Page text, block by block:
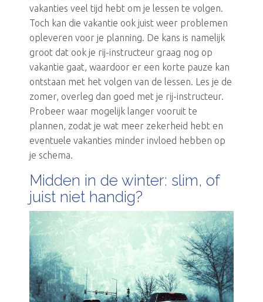
vakanties veel tijd hebt om je lessen te volgen.
Toch kan die vakantie ook juist weer problemen
opleveren voor je planning. De kans is namelijk
groot dat ook je rij-instructeur graag nog op
vakantie gaat, waardoor er een korte pauze kan
ontstaan met het volgen van de lessen. Les je de
zomer, overleg dan goed met je rij-instructeur.
Probeer waar mogelijk langer vooruit te
plannen, zodat je wat meer zekerheid hebt en
eventuele vakanties minder invloed hebben op
je schema.
Midden in de winter: slim, of
juist niet handig?